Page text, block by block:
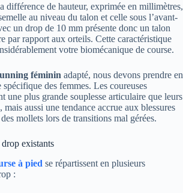
différence de hauteur, exprimée en millimètres,
au niveau du talon et celle sous l’avant-
un drop de 10 mm présente donc un talon
par rapport aux orteils. Cette caractéristique
votre biomécanique de course.
féminin adapté, nous devons prendre en
des femmes. Les coureuses
une plus grande souplesse articulaire que leurs
aussi une tendance accrue aux blessures
mollets lors de transitions mal gérées.
existants
à pied se répartissent en plusieurs
: